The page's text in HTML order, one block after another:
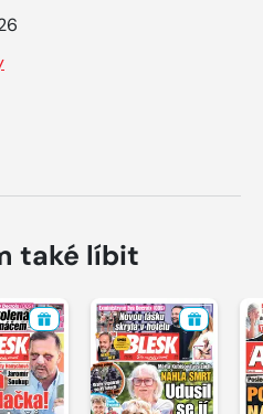
také líbit